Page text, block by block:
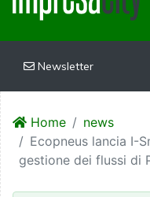
Newsletter
Home
news
Ecopneus lancia I-
gestione dei flussi di